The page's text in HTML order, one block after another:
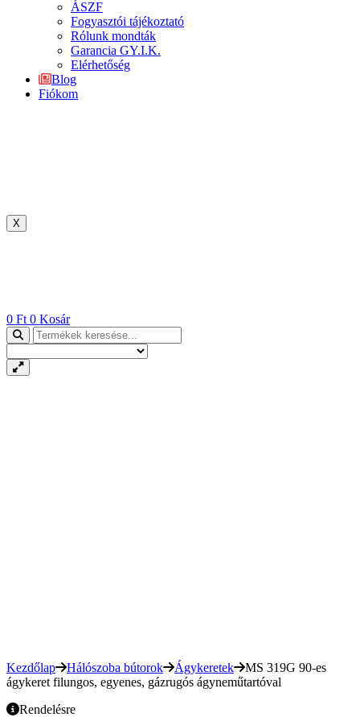
ÁSZF
Fogyasztói tájékoztató
Rólunk mondták
Garancia GY.I.K.
Elérhetőség
Blog
Fiókom
X
0 Ft 0 Kosár
Kezdőlap Hálószoba bútorok Ágykeretek
MS 319G 90-es
ágykeret filungos, egyenes, gázrugós ágyneműtartóval
Rendelésre